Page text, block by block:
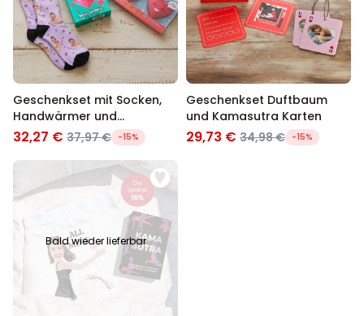
Geschenkset mit Socken,
Handwärmer und
Badekonfetti
32,27 € 37,97 € -15%
Geschenkset Duftbaum
und Kamasutra Karten
29,73 € 34,98 € -15%
Bald wieder lieferbar